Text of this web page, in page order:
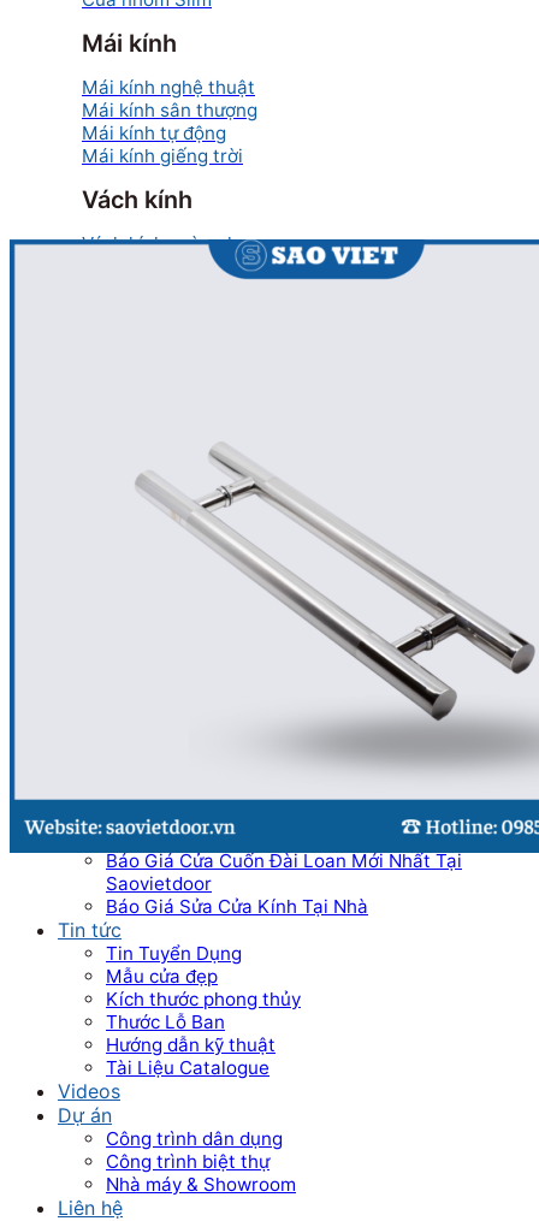
Mái kính
Mái kính nghệ thuật
Mái kính sân thượng
Mái kính tự động
Mái kính giếng trời
Vách kính
Vách kính cường lực
Vách kính mặt dựng
Sửa Cửa Cuốn
Sửa Cửa Kính
Sửa cửa nhôm kính
Báo Giá Cửa Nhôm Xingfa mới nhất tại
Báo Giá Cửa Cuốn Mới Nhất Tại SAOVIETDOOR
Báo Giá Cửa Cuốn Austdoor Mới Nhất Tại
Báo giá cửa cuốn SSmarts mới nhất tại
Báo giá cửa cuốn Netdoor mới nhất tại
Báo Giá Cửa Cuốn Tấm Liền Mới Nhất Tại
Báo Giá Cửa Cuốn Khe Thoáng Mới Nhất Tại
Saovietdoor
Báo Giá Cửa Cuốn Đài Loan Mới Nhất Tại
Saovietdoor
Báo Giá Sửa Cửa Kính Tại Nhà
Tin tức
Tin Tuyển Dụng
Mẫu cửa đẹp
Kích thước phong thủy
Thước Lỗ Ban
Hướng dẫn kỹ thuật
Tài Liệu Catalogue
Videos
Dự án
Công trình dân dụng
Công trình biệt thự
Nhà máy & Showroom
Liên hệ